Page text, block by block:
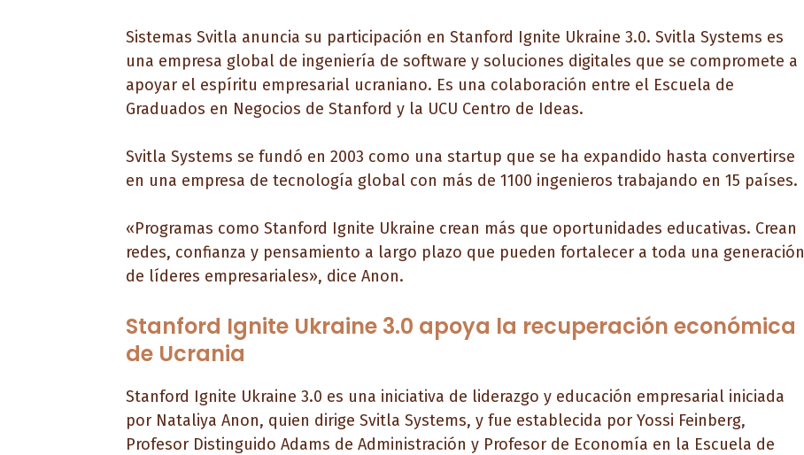
Sistemas Svitla anuncia su participación en Stanford Ignite Ukraine 3.0. Svitla Systems es
una empresa global de ingeniería de software y soluciones digitales que se compromete a
apoyar el espíritu empresarial ucraniano. Es una colaboración entre el Escuela de
Graduados en Negocios de Stanford y la UCU Centro de Ideas.
Svitla Systems se fundó en 2003 como una startup que se ha expandido hasta convertirse
en una empresa de tecnología global con más de 1100 ingenieros trabajando en 15 países.
«Programas como Stanford Ignite Ukraine crean más que oportunidades educativas. Crean
redes, confianza y pensamiento a largo plazo que pueden fortalecer a toda una generación
de líderes empresariales», dice Anon.
Stanford Ignite Ukraine 3.0 apoya la recuperación económica
de Ucrania
Stanford Ignite Ukraine 3.0 es una iniciativa de liderazgo y educación empresarial iniciada
por Nataliya Anon, quien dirige Svitla Systems, y fue establecida por Yossi Feinberg,
Profesor Distinguido Adams de Administración y Profesor de Economía en la Escuela de